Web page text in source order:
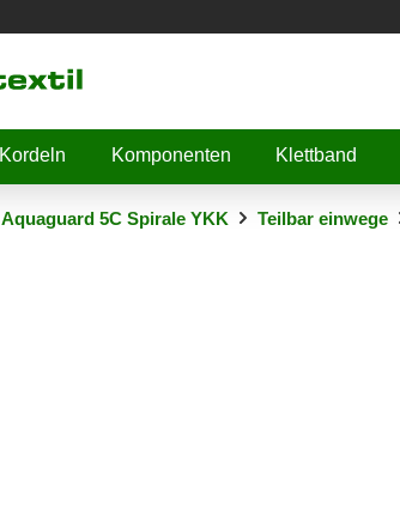
Kordeln Komponenten Klettband
Aquaguard 5C Spirale YKK Teilbar einwege